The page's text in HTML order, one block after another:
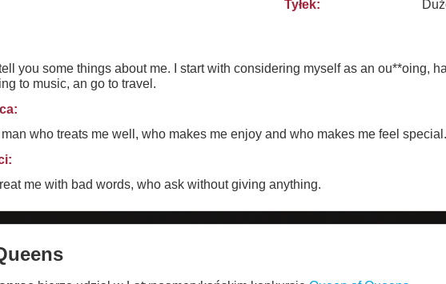
Tyłek:
me. I start with considering myself as an ou**oing, happy and sexy girl, i like to read, go
to music, an go to travel.
man who treats me well, who makes me enjoy and who makes me feel special.
me with bad words, who ask without giving anything.